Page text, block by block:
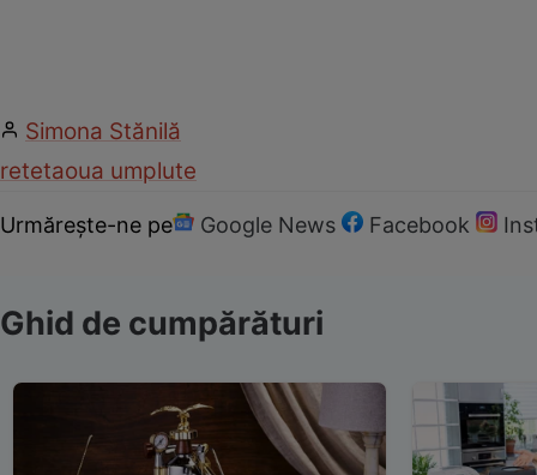
Simona Stănilă
retetaoua umplute
Urmărește-ne pe Google News Facebook
Ghid de cumpărături